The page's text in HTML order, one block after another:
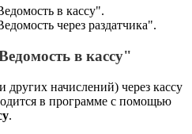
в кассу".
через раздатчика".
в кассу"
начислений) через кассу
в программе с помощью
.